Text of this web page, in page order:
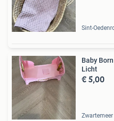
Sint-
Baby
Licht
€ 5,00
Zwartemeer